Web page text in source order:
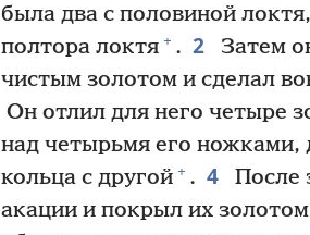
была два с половиной
полтора локтя + . 2
Затем
чистым золотом и сделал
Он отлил для него четыре
над четырьмя его ножками,
кольца с другой + . 4
После
акации и покрыл их золотом